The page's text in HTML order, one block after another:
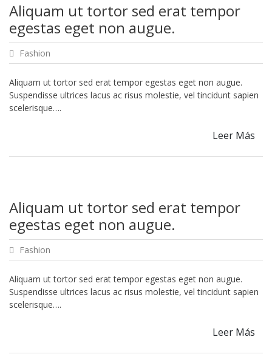
Aliquam ut tortor sed erat tempor
egestas eget non augue.
Fashion
Aliquam ut tortor sed erat tempor egestas eget non augue.
Suspendisse ultrices lacus ac risus molestie, vel tincidunt sapien
scelerisque….
Leer Más
Aliquam ut tortor sed erat tempor
egestas eget non augue.
Fashion
Aliquam ut tortor sed erat tempor egestas eget non augue.
Suspendisse ultrices lacus ac risus molestie, vel tincidunt sapien
scelerisque….
Leer Más